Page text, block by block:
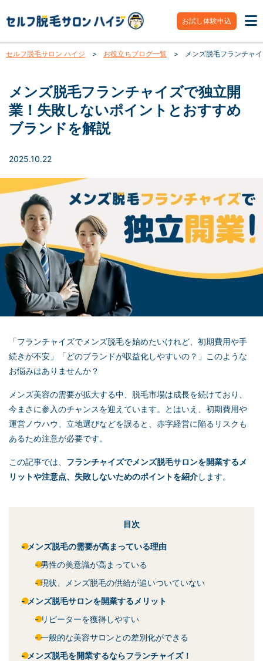
お試し体験申込
セルフ脱毛サロン ハイジ > お役立ちブログ一覧 > メンズ脱毛フランチャ
メンズ脱毛フランチャイズで独立開
業！失敗しないポイントとおすすめ
ブランドを解説
2025.10.22
「フランチャイズでメンズ脱毛を始めたいけれど、初期費用や手
続きが不安」「どのブランドが収益化しやすいの？」このような
お悩みはありませんか？
メンズ美容の需要が拡大する中、脱毛市場は成長を続けており、
今まさに参入のチャンスを迎えています。とはいえ、初期費用や
運営ノウハウ、立地選びなどを誤ると、赤字経営に陥るリスクも
あるため注意が必要です。
この記事では、 フランチャイズでメンズ脱毛サロンを開業するメ
リットや注意点、失敗しないためのポイントを紹介します。
目次
メンズ脱毛の需要が高まっている理由
男性の美意識が高まっている
現状、メンズ脱毛の供給が追いついていない
メンズ脱毛サロンを開業するメリット
リピーターを獲得しやすい
一般的な美容サロンとの差別化ができる
メンズ脱毛を開業するならフランチャイズ！